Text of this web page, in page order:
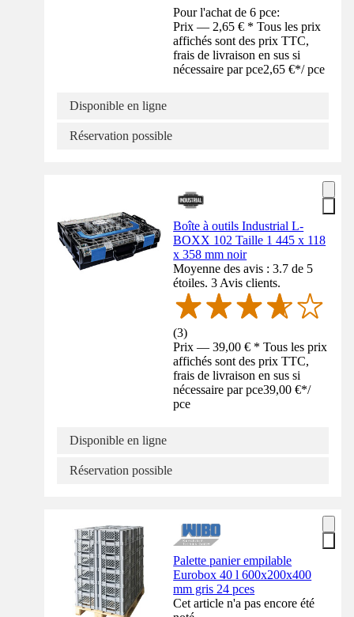
Pour l'achat de 6 pce:
Prix — 2,65 € * Tous les prix
affichés sont des prix TTC,
frais de livraison en sus si
nécessaire par pce2,65 €*/ pce
Disponible en ligne
Réservation possible
Boîte à outils Industrial L-
BOXX 102 Taille 1 445 x 118
x 358 mm noir
Moyenne des avis : 3.7 de 5
étoiles. 3 Avis clients.
(3)
Prix — 39,00 € * Tous les prix
affichés sont des prix TTC,
frais de livraison en sus si
nécessaire par pce39,00 €*/
pce
Disponible en ligne
Réservation possible
Palette panier empilable
Eurobox 40 l 600x200x400
mm gris 24 pces
Cet article n'a pas encore été